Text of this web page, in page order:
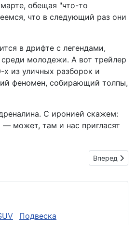
обещая "что-то
что в следующий раз они
в дрифте с легендами,
молодежи. А вот трейлер
из уличных разборок и
феномен, собирающий толпы,
С иронией скажем:
может, там и нас пригласят
Следующий:
Вперед
Подвеска